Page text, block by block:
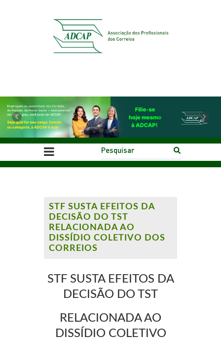
Previous Next
STF SUSTA EFEITOS DA
DECISÃO DO TST
RELACIONADA AO
DISSÍDIO COLETIVO DOS
CORREIOS
STF SUSTA EFEITOS DA
DECISÃO DO TST
RELACIONADA AO
DISSÍDIO COLETIVO